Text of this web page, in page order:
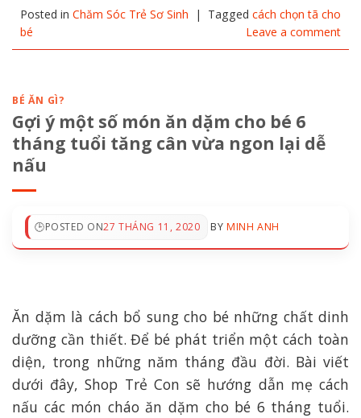
Posted in Chăm Sóc Trẻ Sơ Sinh | Tagged cách chọn tã cho
bé
Leave a comment
BÉ ĂN GÌ?
Gợi ý một số món ăn dặm cho bé 6
tháng tuổi tăng cân vừa ngon lại dễ
nấu
POSTED ON27 THÁNG 11, 2020 BYMINH ANH
Ăn dặm là cách bổ sung cho bé những chất dinh
dưỡng cần thiết. Để bé phát triển một cách toàn
diện, trong những năm tháng đầu đời. Bài viết
dưới đây, Shop Trẻ Con sẽ hướng dẫn mẹ cách
nấu các món cháo ăn dặm cho bé 6 tháng tuổi.